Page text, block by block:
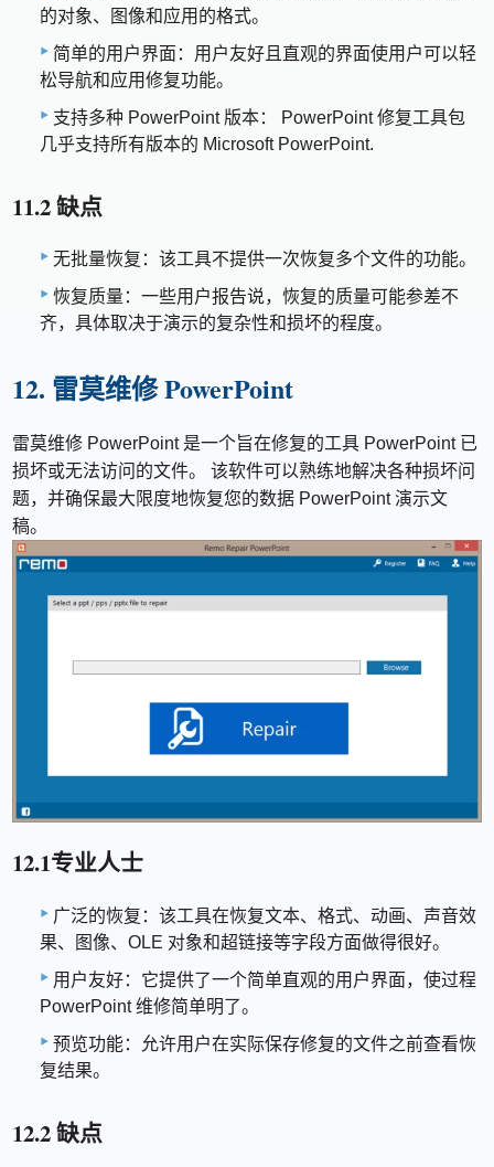
的对象、图像和应用的格式。
简单的用户界面：用户友好且直观的界面使用户可以轻
松导航和应用修复功能。
支持多种 PowerPoint 版本： PowerPoint 修复工具包
几乎支持所有版本的 Microsoft PowerPoint.
11.2 缺点
无批量恢复：该工具不提供一次恢复多个文件的功能。
恢复质量：一些用户报告说，恢复的质量可能参差不
齐，具体取决于演示的复杂性和损坏的程度。
12. 雷莫维修 PowerPoint
雷莫维修 PowerPoint 是一个旨在修复的工具 PowerPoint 已
损坏或无法访问的文件。 该软件可以熟练地解决各种损坏问
题，并确保最大限度地恢复您的数据 PowerPoint 演示文
稿。
12.1专业人士
广泛的恢复：该工具在恢复文本、格式、动画、声音效
果、图像、OLE 对象和超链接等字段方面做得很好。
用户友好：它提供了一个简单直观的用户界面，使过程
PowerPoint 维修简单明了。
预览功能：允许用户在实际保存修复的文件之前查看恢
复结果。
12.2 缺点